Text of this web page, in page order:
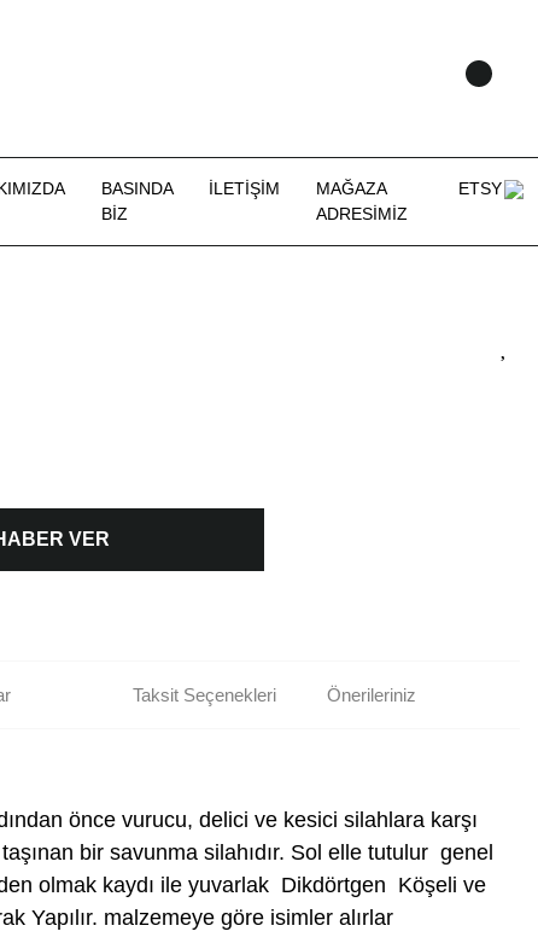
BASINDA
BİZ
İLETİŞİM
MAĞAZA
ADRESİMİZ
ETSY
VER
Taksit Seçenekleri Önerileriniz
önce vurucu, delici ve kesici silahlara karşı
bir savunma silahıdır. Sol elle tutulur genel
olmak kaydı ile yuvarlak Dikdörtgen Köşeli ve
Yapılır. malzemeye göre isimler alırlar